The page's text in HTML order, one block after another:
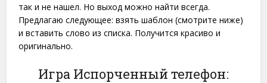
так и не нашел. Но выход можно найти всегда.
Предлагаю следующее: взять шаблон (смотрите ниже)
и вставить слово из списка. Получится красиво и
оригинально.
Игра Испорченный телефон: